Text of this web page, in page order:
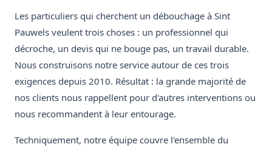
Les particuliers qui cherchent un débouchage à Sint
Pauwels veulent trois choses : un professionnel qui
décroche, un devis qui ne bouge pas, un travail durable.
Nous construisons notre service autour de ces trois
exigences depuis 2010. Résultat : la grande majorité de
nos clients nous rappellent pour d'autres interventions ou
nous recommandent à leur entourage.
Techniquement, notre équipe couvre l'ensemble du